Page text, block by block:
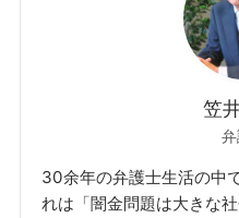
笠
30余年の弁護士生活の中
れは「闇金問題は大きな